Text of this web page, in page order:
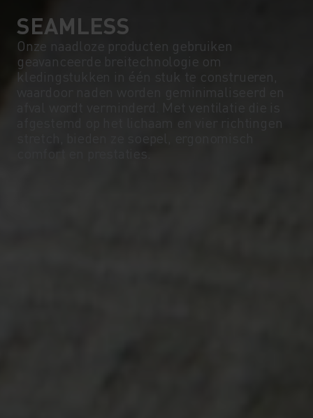
SEAMLESS
Onze naadloze producten gebruiken
geavanceerde breitechnologie om
kledingstukken in één stuk te construeren,
waardoor naden worden geminimaliseerd en
comfort en prestaties.